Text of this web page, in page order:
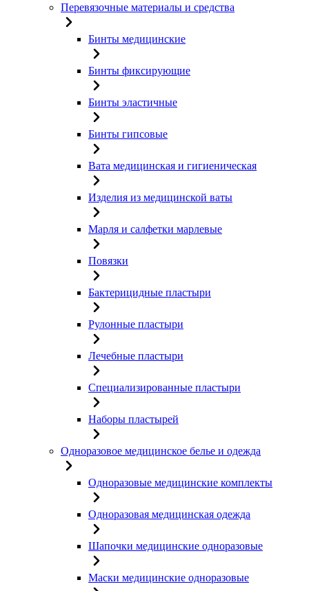
Перевязочные материалы и средства
Бинты медицинские
Бинты фиксирующие
Бинты эластичные
Бинты гипсовые
Вата медицинская и гигиеническая
Изделия из медицинской ваты
Марля и салфетки марлевые
Повязки
Бактерицидные пластыри
Рулонные пластыри
Лечебные пластыри
Специализированные пластыри
Наборы пластырей
Одноразовое медицинское белье и одежда
Одноразовые медицинские комплекты
Одноразовая медицинская одежда
Шапочки медицинские одноразовые
Маски медицинские одноразовые